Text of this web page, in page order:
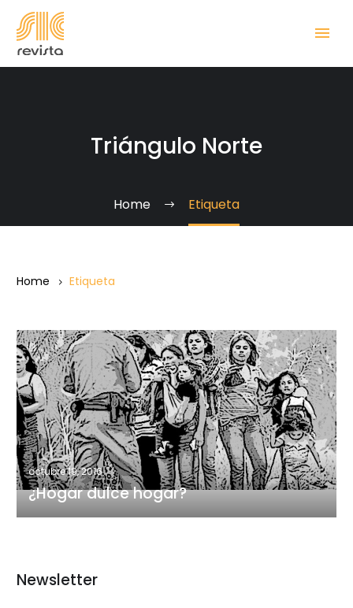
Triángulo Norte
Home Etiqueta
Home Etiqueta
¿Hogar
dulce
hogar?
octubre 19, 2016
¿Hogar dulce hogar?
Newsletter